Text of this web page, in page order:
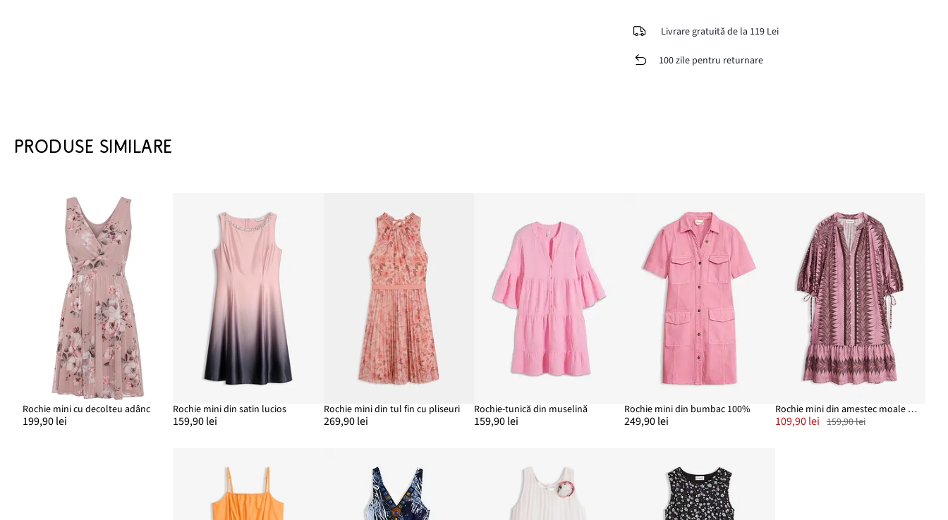
Livrare gratuită de la 119 Lei
100 zile pentru returnare
PRODUSE SIMILARE
Rochie mini cu decolteu adânc
199,90 lei
Rochie mini din satin lucios
159,90 lei
Rochie mini din tul fin cu pliseuri
269,90 lei
Rochie-tunică din muselină
159,90 lei
Rochie mini din bumbac 100%
249,90 lei
Rochie mini din amestec moale cu viscoză
109,90 lei 159,90 lei